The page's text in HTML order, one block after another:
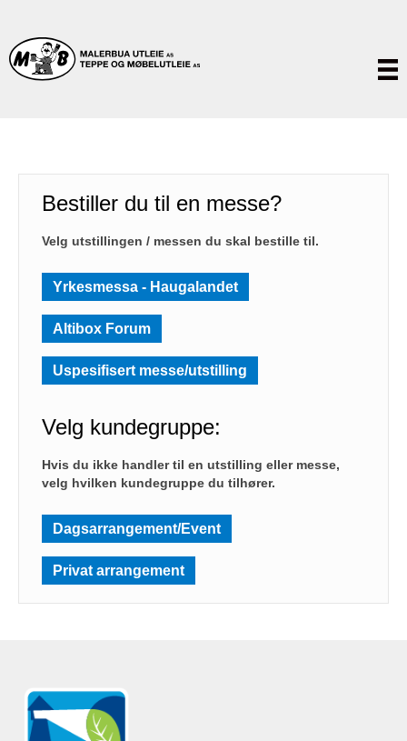
Bestiller du til en messe?
Velg utstillingen / messen du skal bestille til.
Yrkesmessa - Haugalandet
Altibox Forum
Uspesifisert messe/utstilling
Velg kundegruppe:
Hvis du ikke handler til en utstilling eller messe,
velg hvilken kundegruppe du tilhører.
Dagsarrangement/Event
Privat arrangement